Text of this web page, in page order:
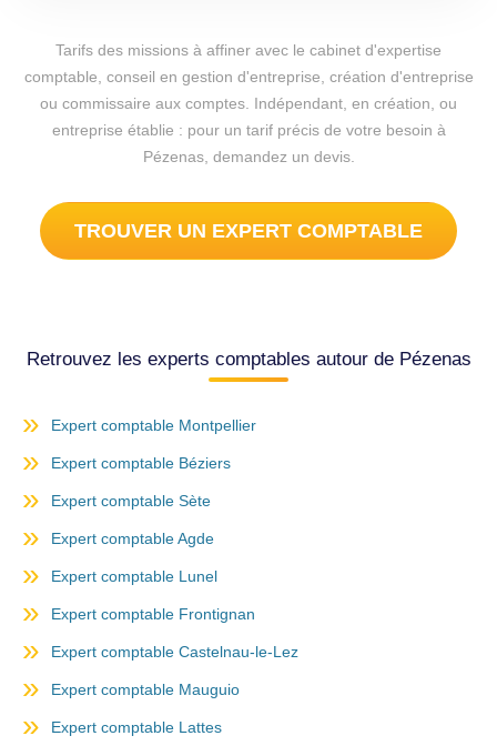
Tarifs des missions à affiner avec le cabinet d'expertise
comptable, conseil en gestion d'entreprise, création d'entreprise
ou commissaire aux comptes. Indépendant, en création, ou
entreprise établie : pour un tarif précis de votre besoin à
Pézenas, demandez un devis.
TROUVER UN EXPERT COMPTABLE
Retrouvez les experts comptables autour de Pézenas
Expert comptable Montpellier
Expert comptable Béziers
Expert comptable Sète
Expert comptable Agde
Expert comptable Lunel
Expert comptable Frontignan
Expert comptable Castelnau-le-Lez
Expert comptable Mauguio
Expert comptable Lattes